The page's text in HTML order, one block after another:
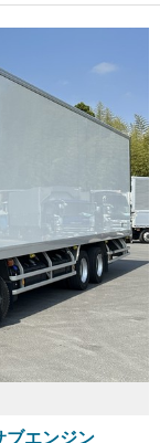
ブエンジン